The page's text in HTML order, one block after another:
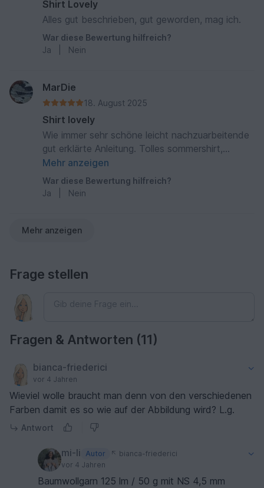
Shirt Lovely
Alles gut beschrieben, gut geworden, mag ich.
War diese Bewertung hilfreich?
Ja
Nein
MarDie
18. August 2025
Shirt lovely
Wie immer sehr schöne leicht nachzuarbeitende
gut erklärte Anleitung. Tolles sommershirt,
oversized und deshalb gut auch an sehr warmen
Tagen zu tragen.
Mehr anzeigen
War diese Bewertung hilfreich?
Ja
Nein
Mehr anzeigen
Frage stellen
Fragen & Antworten (11)
bianca-friederici
vor 4 Jahren
Wieviel wolle braucht man denn von den verschiedenen
Farben damit es so wie auf der Abbildung wird? L.g.
Antwort
mi-li Autor
bianca-friederici
vor 4 Jahren
Baumwollgarn 125 lm / 50 g mit NS 4,5 mm